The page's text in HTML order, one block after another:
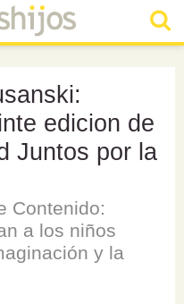
edicion de
Juntos por la
Contenido:
a los niños
y la